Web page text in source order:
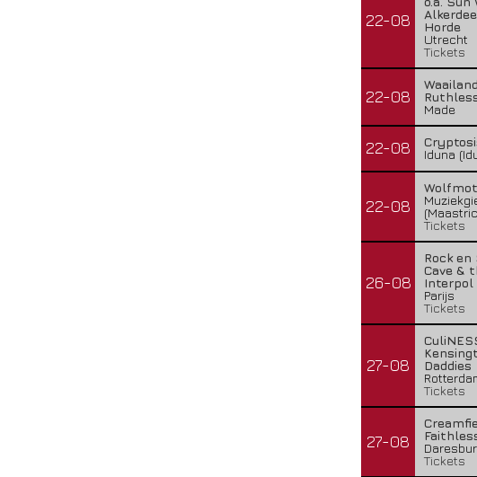
22-08
Horde
Utrecht
Tickets
22-08
Made
22-08
Iduna
22-08
Tickets
26-08
Rock
Cave &
Interpol
Parijs
Tickets
27-08
Daddies
Tickets
27-08
Tickets